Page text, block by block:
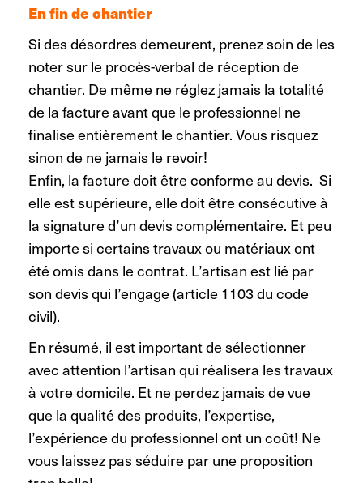
En fin de chantier
Si des désordres demeurent, prenez soin de les
noter sur le procès-verbal de réception de
chantier. De même ne réglez jamais la totalité
de la facture avant que le professionnel ne
finalise entièrement le chantier. Vous risquez
sinon de ne jamais le revoir!
Enfin, la facture doit être conforme au devis. Si
elle est supérieure, elle doit être consécutive à
la signature d’un devis complémentaire. Et peu
importe si certains travaux ou matériaux ont
été omis dans le contrat. L’artisan est lié par
son devis qui l’engage (article 1103 du code
civil).
En résumé, il est important de sélectionner
avec attention l’artisan qui réalisera les travaux
à votre domicile. Et ne perdez jamais de vue
que la qualité des produits, l’expertise,
l’expérience du professionnel ont un coût! Ne
vous laissez pas séduire par une proposition